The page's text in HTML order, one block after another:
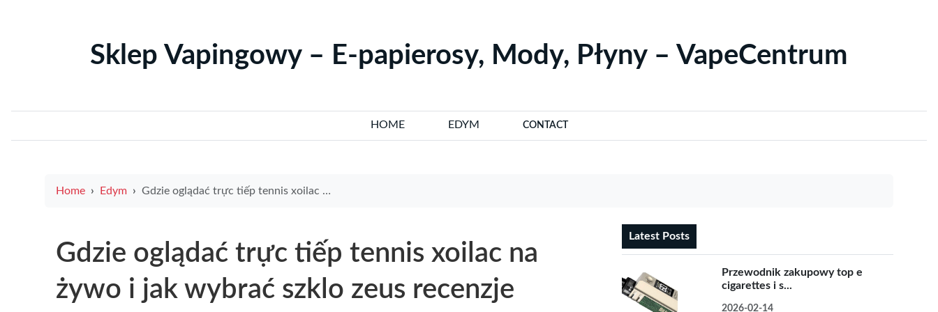
Sklep Vapingowy – E-papierosy, Mody, Płyny – VapeCentrum
HOME EDYM CONTACT
Home Edym Gdzie oglądać trực tiếp tennis xoilac na żywo i jak wybrać szklo zeus recenzje porady i najlepsze źródła
Gdzie oglądać trực tiếp tennis xoilac na
żywo i jak wybrać szklo zeus recenzje
Latest Posts
Przewodnik zakupowy top e
cigarettes i s...
2026-02-14